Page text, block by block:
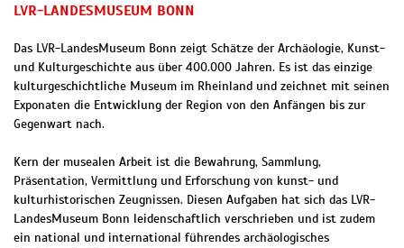
LVR-LANDESMUSEUM BONN
Das LVR-LandesMuseum Bonn zeigt Schätze der Archäologie, Kunst-
und Kulturgeschichte aus über 400.000 Jahren. Es ist das einzige
kulturgeschichtliche Museum im Rheinland und zeichnet mit seinen
Exponaten die Entwicklung der Region von den Anfängen bis zur
Gegenwart nach.
Kern der musealen Arbeit ist die Bewahrung, Sammlung,
Präsentation, Vermittlung und Erforschung von kunst- und
kulturhistorischen Zeugnissen. Diesen Aufgaben hat sich das LVR-
LandesMuseum Bonn leidenschaftlich verschrieben und ist zudem
ein national und international führendes archäologisches